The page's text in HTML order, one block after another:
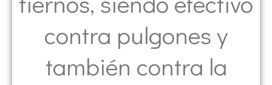
contra pulgones y
también contra la